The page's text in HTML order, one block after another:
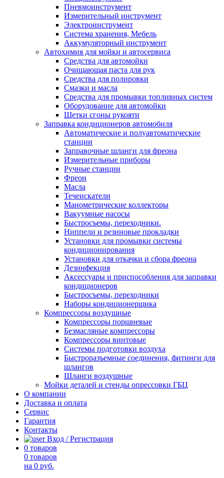
Пневмоинструмент
Измерительный инструмент
Электроинструмент
Система хранения, Мебель
Аккумуляторный инструмент
Автохимия для мойки и автосервиса
Средства для автомойки
Очищающая паста для рук
Средства для полировки
Смазки и масла
Средства для промывки топливных систем
Оборудование для автомойки
Щетки сгоны рукояти
Заправка кондиционеров автомобиля
Автоматические и полуавтоматические
станции
Заправочные шланги для фреона
Измерительные приборы
Ручные станции
Фреон
Масла
Течеискатели
Манометрические коллекторы
Вакуумные насосы
Быстросъемы, переходники.
Ниппели и резиновые прокладки
Установки для промывки системы
кондиционирования
Установки для откачки и сбора фреона
Дезинфекция
Аксессуары и приспособления для заправки
кондиционеров
Быстросъемы, переходники
Наборы кондиционерщика
Компрессоры воздушные
Компрессоры поршневые
Безмасляные компрессоры
Компрессоры винтовые
Системы подготовки воздуха
Быстроразъемные соединения, фитинги для
шлангов
Шланги воздушные
Мойки деталей и стенды опрессовки ГБЦ
О компании
Доставка и оплата
Сервис
Гарантия
Контакты
Вход / Регистрация
0 товаров
0 товаров
на 0 руб.